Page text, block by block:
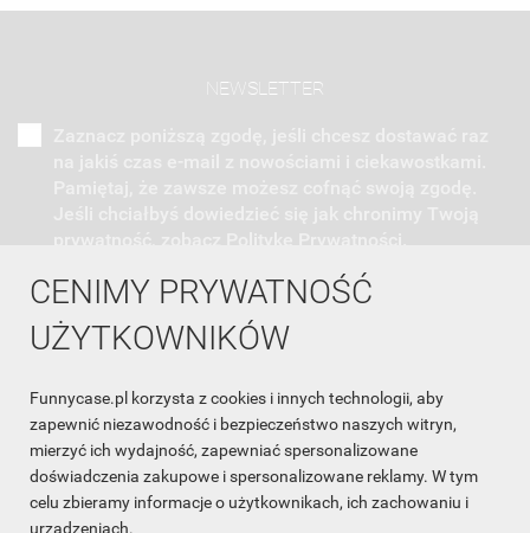
CENIMY PRYWATNOŚĆ
UŻYTKOWNIKÓW
Funnycase.pl korzysta z cookies i innych technologii, aby
zapewnić niezawodność i bezpieczeństwo naszych witryn,
mierzyć ich wydajność, zapewniać spersonalizowane
doświadczenia zakupowe i spersonalizowane reklamy. W tym
celu zbieramy informacje o użytkownikach, ich zachowaniu i
urządzeniach.
NEWSLETTER
INFORMACJA O SKLEPIE
INFORMACJE
OBSŁUGA KLIENTA